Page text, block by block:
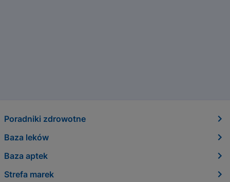
Poradniki zdrowotne
Baza leków
Baza aptek
Strefa marek